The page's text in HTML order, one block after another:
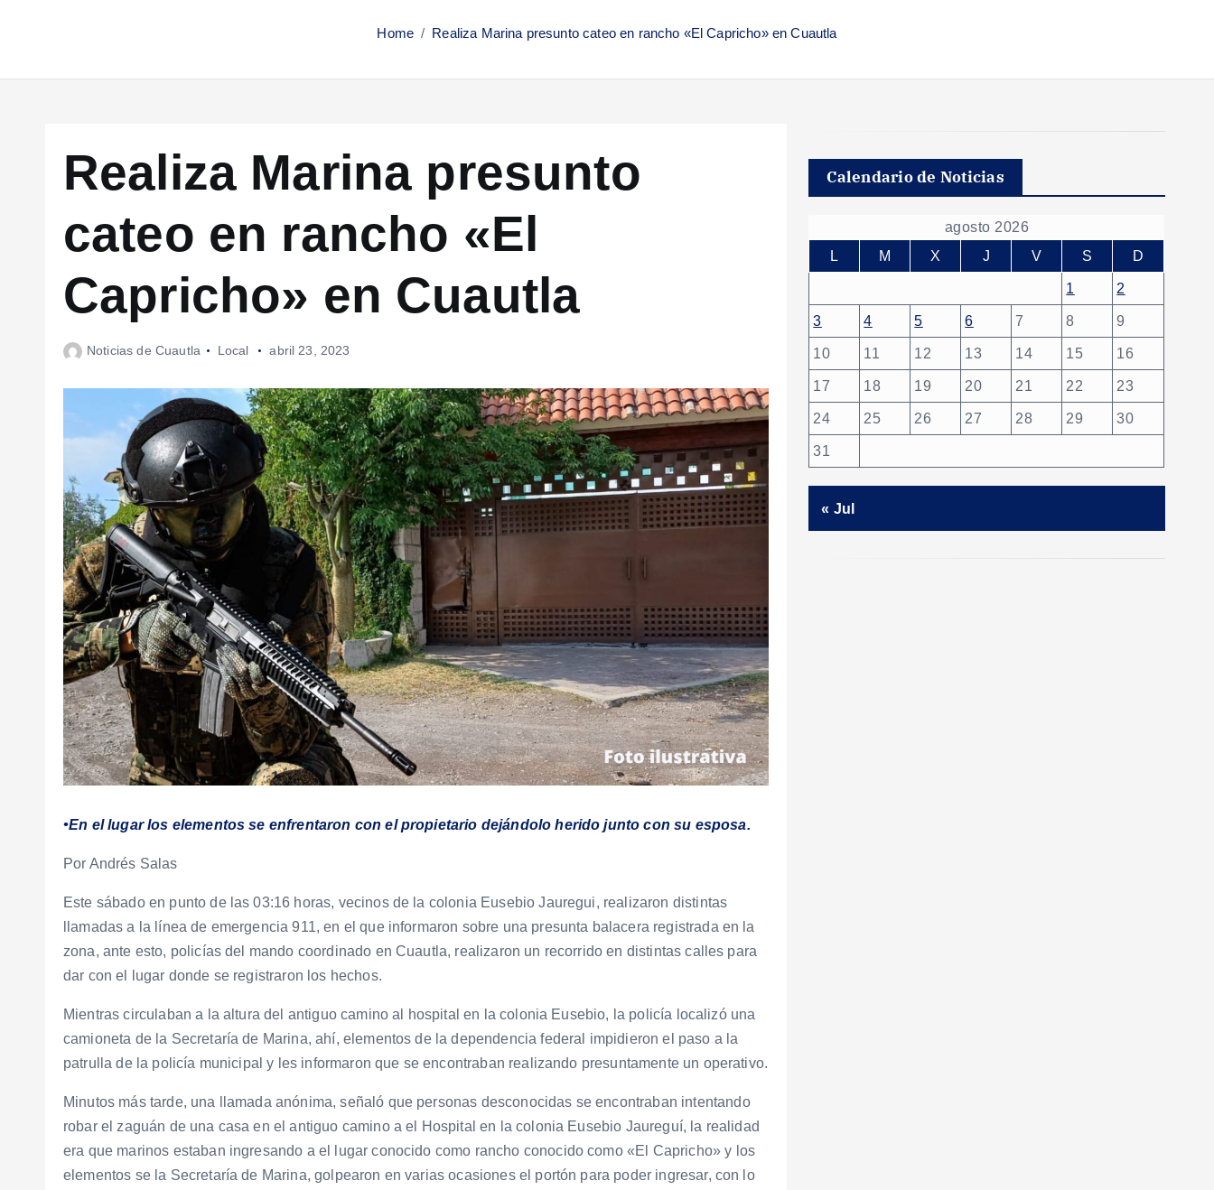
Home Realiza Marina presunto cateo en rancho «El Capricho» en Cuautla
Realiza Marina presunto
cateo en rancho «El
Capricho» en Cuautla
Noticias de Cuautla Local abril 23, 2023
•En el lugar los elementos se enfrentaron con el propietario dejándolo herido junto con su esposa.
Por Andrés Salas
Este sábado en punto de las 03:16 horas, vecinos de la colonia Eusebio Jauregui, realizaron distintas
llamadas a la línea de emergencia 911, en el que informaron sobre una presunta balacera registrada en la
zona, ante esto, policías del mando coordinado en Cuautla, realizaron un recorrido en distintas calles para
dar con el lugar donde se registraron los hechos.
Mientras circulaban a la altura del antiguo camino al hospital en la colonia Eusebio, la policía localizó una
camioneta de la Secretaría de Marina, ahí, elementos de la dependencia federal impidieron el paso a la
patrulla de la policía municipal y les informaron que se encontraban realizando presuntamente un operativo.
Minutos más tarde, una llamada anónima, señaló que personas desconocidas se encontraban intentando
robar el zaguán de una casa en el antiguo camino a el Hospital en la colonia Eusebio Jaureguí, la realidad
era que marinos estaban ingresando a el lugar conocido como rancho conocido como «El Capricho» y los
elementos se la Secretaría de Marina, golpearon en varias ocasiones el portón para poder ingresar, con lo
Calendario de Noticias
agosto 2026
L
M X J V S D
1 2
3 4 5 6 7 8 9
10 11 12 13 14 15 16
17 18 19 20 21 22 23
24 25 26 27 28 29 30
31
« Jul